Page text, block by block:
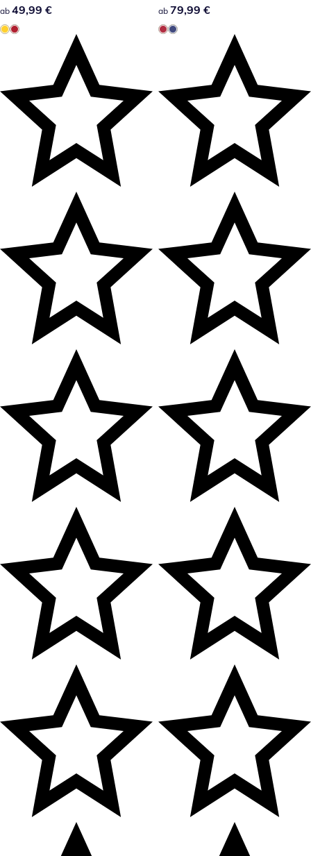
49,99 €
ab 49,99 €
79,99 €
ab 79,99 €